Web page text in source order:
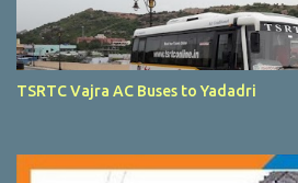
TSRTC Vajra AC Buses to Yadadri